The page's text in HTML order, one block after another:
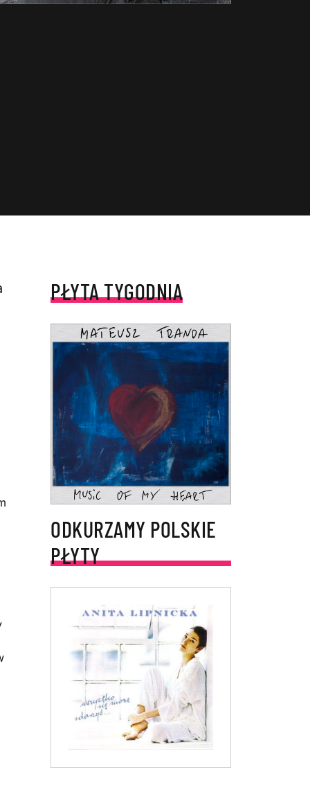
PŁYTA TYGODNIA
ODKURZAMY POLSKIE
PŁYTY